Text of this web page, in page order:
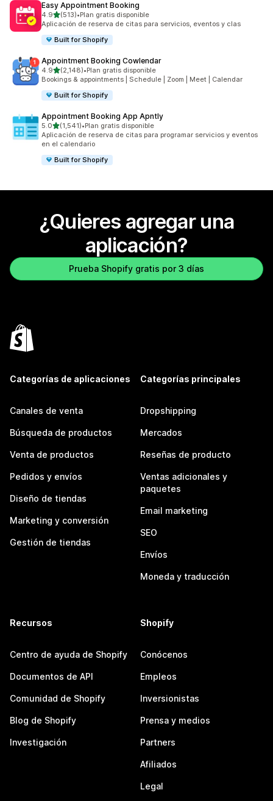
Easy Appointment Booking
4.9de 5 estrellas
(513)
513 reseñas en total
•Plan gratis disponible
Aplicación de reserva de citas para servicios, eventos y clas
Built for Shopify
Appointment Booking Cowlendar
4.9de 5 estrellas
(2,148)
2148 reseñas en total
•Plan gratis disponible
Bookings & appointments | Schedule | Zoom | Meet | Calendar
Built for Shopify
Appointment Booking App Apntly
5.0de 5 estrellas
(1,541)
1541 reseñas en total
•Plan gratis disponible
Aplicación de reserva de citas para programar servicios y eventos
en el calendario
Built for Shopify
¿Quieres agregar una
aplicación?
Prueba Shopify gratis por 3 días
Categorías de aplicaciones
Canales de venta
Búsqueda de productos
Venta de productos
Pedidos y envíos
Diseño de tiendas
Marketing y conversión
Gestión de tiendas
Categorías principales
Dropshipping
Mercados
Reseñas de producto
Ventas adicionales y
paquetes
Email marketing
SEO
Envíos
Moneda y traducción
Recursos
Centro de ayuda de Shopify
Documentos de API
Comunidad de Shopify
Blog de Shopify
Investigación
Shopify
Conócenos
Empleos
Inversionistas
Prensa y medios
Partners
Afiliados
Legal